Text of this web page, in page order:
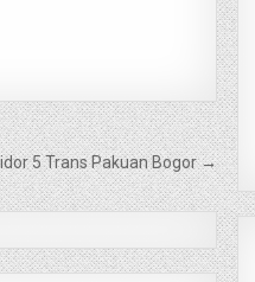
5 Trans Pakuan Bogor →